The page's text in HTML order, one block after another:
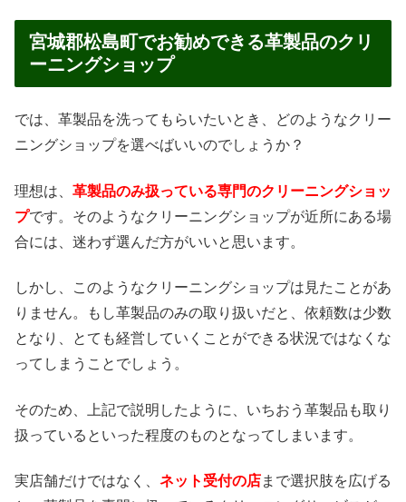
宮城郡松島町でお勧めできる革製品のクリ
ーニングショップ
では、革製品を洗ってもらいたいとき、どのようなクリー
ニングショップを選べばいいのでしょうか？
理想は、 革製品のみ扱っている専門のクリーニングショッ
プです。そのようなクリーニングショップが近所にある場
合には、迷わず選んだ方がいいと思います。
しかし、このようなクリーニングショップは見たことがあ
りません。もし革製品のみの取り扱いだと、依頼数は少数
となり、とても経営していくことができる状況ではなくな
ってしまうことでしょう。
そのため、上記で説明したように、いちおう革製品も取り
扱っているといった程度のものとなってしまいます。
実店舗だけではなく、 ネット受付の店まで選択肢を広げる